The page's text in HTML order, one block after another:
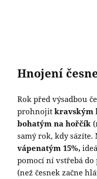
Hnojení
Rok před výsadbou
prohnojitkravským
bohatým na hořčík
samý rok, kdy
vápenatým 15%,
pomocí ní vstřebá do
(než česnek začne